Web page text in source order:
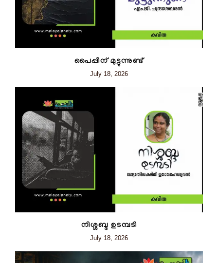
പൈപ്പിന് മുട്ടുന്നുണ്ട്
July 18, 2026
നിശ്ശബ്ദ ഉടമ്പടി
July 18, 2026